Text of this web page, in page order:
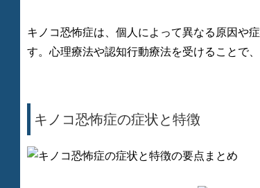
キノコ恐怖症は、個人によって異なる原因や
す。心理療法や認知行動療法を受けることで
キノコ恐怖症の症状と特徴